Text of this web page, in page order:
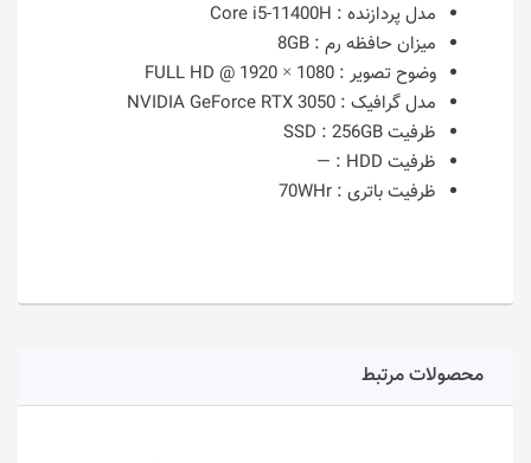
مدل پردازنده : Core i5-11400H
میزان حافظه رم : 8GB
وضوح تصویر : 1080 × 1920 @ FULL HD
مدل گرافیک : NVIDIA GeForce RTX 3050
ظرفیت SSD :256GB
ظرفیت HDD :
—
ظرفیت باتری : 70WHr
محصولات مرتبط